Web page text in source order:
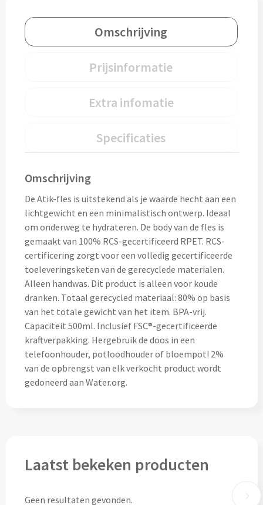
Lollies bedrukken
Brievenbus taarten
Chips & Nootjes bedrukken
Pepernoten & Strooigoed
Schrijfwaren & Kantoorartikelen
Pennen
Balpennen bedrukken
Houten balpennen bedrukken
Alle schrijfwaren & pennen
Overige schrijfwaren
Omschrijving
Prijsinformatie
Extra infomatie
Specificaties
Omschrijving
De Atik-fles is uitstekend als je waarde hecht aan een
lichtgewicht en een minimalistisch ontwerp. Ideaal
om onderweg te hydrateren. De body van de fles is
gemaakt van 100% RCS-gecertificeerd RPET. RCS-
certificering zorgt voor een volledig gecertificeerde
toeleveringsketen van de gerecyclede materialen.
Alleen handwas. Dit product is alleen voor koude
dranken. Totaal gerecycled materiaal: 80% op basis
van het totale gewicht van het item. BPA-vrij.
Capaciteit 500ml. Inclusief FSC®-gecertificeerde
kraftverpakking. Hergebruik de doos in een
telefoonhouder, potloodhouder of bloempot! 2%
van de opbrengst van elk verkocht product wordt
gedoneerd aan Water.org.
Laatst bekeken producten
Geen resultaten gevonden.